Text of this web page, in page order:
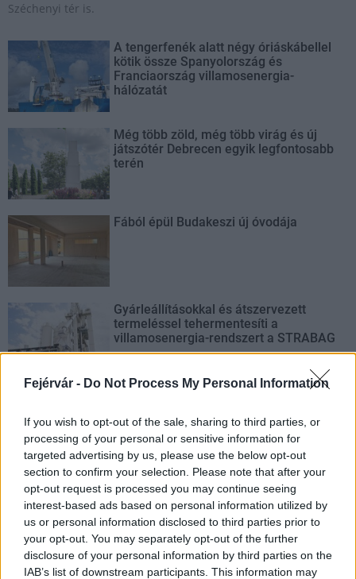
Fejérvár - Do Not Process My Personal Information
If you wish to opt-out of the sale, sharing to third parties, or
processing of your personal or sensitive information for
targeted advertising by us, please use the below opt-out
section to confirm your selection. Please note that after your
opt-out request is processed you may continue seeing
interest-based ads based on personal information utilized by
us or personal information disclosed to third parties prior to
your opt-out. You may separately opt-out of the further
disclosure of your personal information by third parties on the
IAB’s list of downstream participants. This information may
Széchenyi tér is.
A tengerfenék alatt négy óriáskábellel
kötik össze Spanyolország és
Franciaország villamosenergia-
hálózatát
Még több zöld, még több virág és új
játszótér Debrecen egyik legfontosabb
terén
Fából épül Budakeszi új óvodája
Gyárleállításokkal és átszervezett
termeléssel tehermentesíti a
villamosenergia-rendszert a STRABAG
AJÁNLJUK MÉG
Aktuális